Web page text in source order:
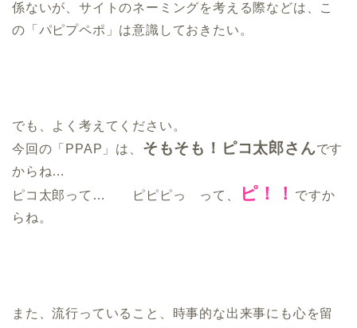
係ないが、サイトのネーミングを考える際などは、こ
の「パピプペポ」は意識しておきたい。
でも、よく考えてください。
今回の「PPAP」は、 そもそも！ピコ太郎さんです
からね…
ピコ太郎って… ピピピっ って、
ピ！！
ですか
らね。
また、流行っていること、時事的な出来事にも心を留